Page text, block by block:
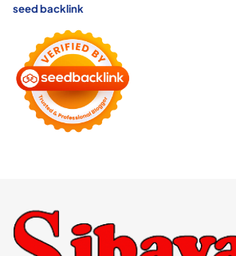
seed backlink